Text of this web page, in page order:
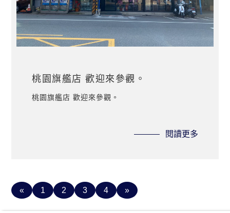
桃園旗艦店 歡迎來參觀。
桃園旗艦店 歡迎來參觀。
閱讀更多
« 1 2 3 4 »